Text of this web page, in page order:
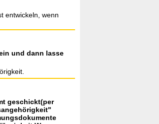
entwickeln, wenn
und dann lasse
geschickt(per